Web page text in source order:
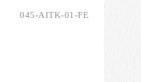
045-AITK-01-FE